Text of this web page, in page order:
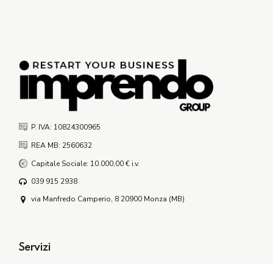
P. IVA: 10824300965
REA MB: 2560632
Capitale Sociale: 10.000,00 € i.v.
039 915 2938
via Manfredo Camperio, 8 20900 Monza (MB)
Servizi